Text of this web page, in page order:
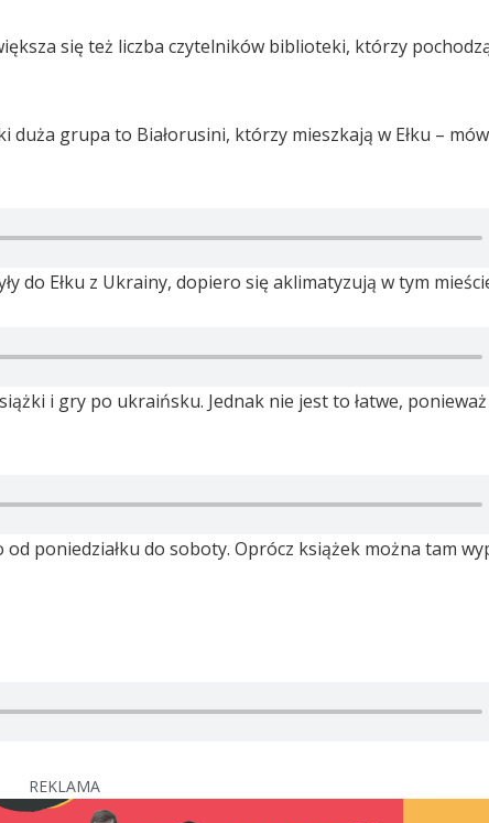
się też liczba czytelników biblioteki, którzy
duża grupa to Białorusini, którzy mieszkają w Ełku –
do Ełku z Ukrainy, dopiero się aklimatyzują w tym
i gry po ukraińsku. Jednak nie jest to łatwe,
poniedziałku do soboty. Oprócz książek można tam
REKLAMA